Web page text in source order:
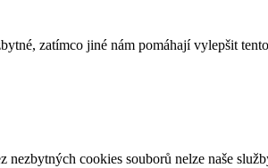
zatímco jiné nám pomáhají vylepšit
nezbytných cookies souborů nelze naše